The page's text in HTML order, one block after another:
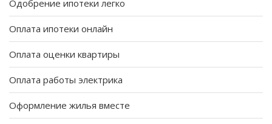
Одобрение ипотеки легко
Оплата ипотеки онлайн
Оплата оценки квартиры
Оплата работы электрика
Оформление жилья вместе